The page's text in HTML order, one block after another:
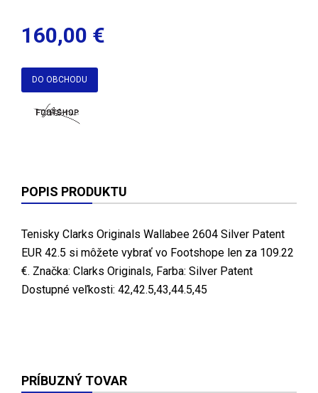
160,00 €
DO OBCHODU
POPIS PRODUKTU
Tenisky Clarks Originals Wallabee 2604 Silver Patent
EUR 42.5 si môžete vybrať vo Footshope len za 109.22
€. Značka: Clarks Originals, Farba: Silver Patent
Dostupné veľkosti: 42,42.5,43,44.5,45
PRÍBUZNÝ TOVAR